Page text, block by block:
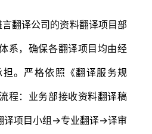
译公司的资料翻译项目部
系，确保各翻译项目均由经
。严格依照《翻译服务规
程：业务部接收资料翻译稿
项目小组→专业翻译→译审